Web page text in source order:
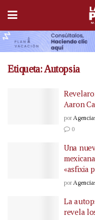
Etiqueta:Autopsia
Aaron
por
0
Una
«asfixia
por
La
revela